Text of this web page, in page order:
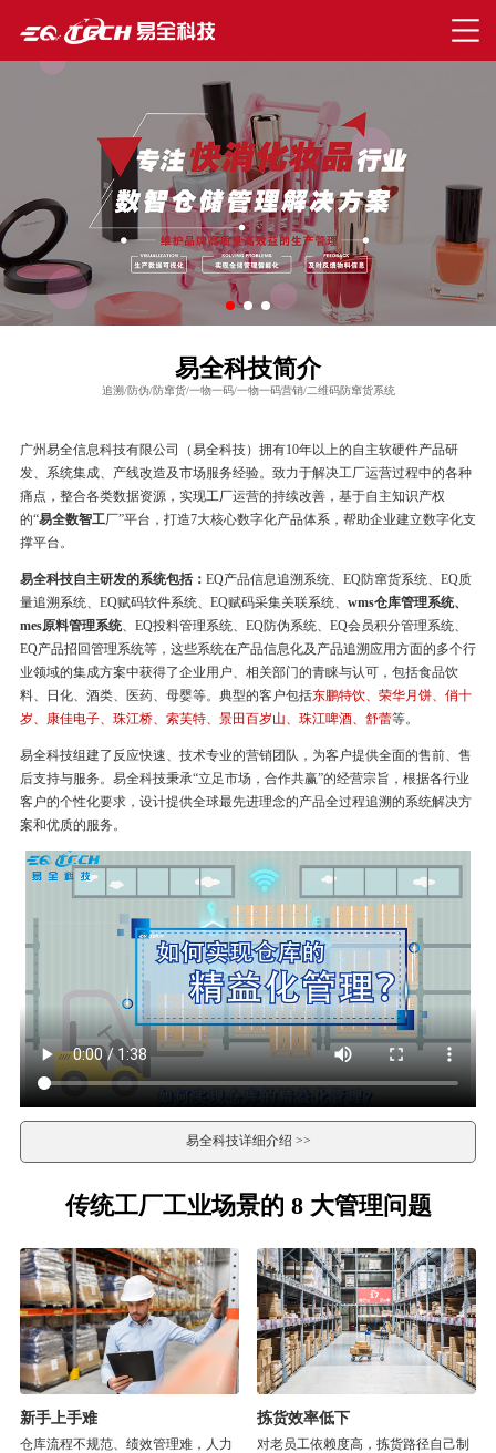
易全科技简介
追溯/防伪/防窜货/一物一码/一物一码营销/二维码防窜货系统
广州易全信息科技有限公司（易全科技）拥有10年以上的自主软硬件产品研
发、系统集成、产线改造及市场服务经验。致力于解决工厂运营过程中的各种
痛点，整合各类数据资源，实现工厂运营的持续改善，基于自主知识产权
的“易全数智工厂”平台，打造7大核心数字化产品体系，帮助企业建立数字化支
撑平台。
易全科技自主研发的系统包括： EQ产品信息追溯系统、EQ防窜货系统、EQ质
量追溯系统、EQ赋码软件系统、EQ赋码采集关联系统、 wms仓库管理系统、
mes原料管理系统、EQ投料管理系统、EQ防伪系统、EQ会员积分管理系统、
EQ产品招回管理系统等，这些系统在产品信息化及产品追溯应用方面的多个行
业领域的集成方案中获得了企业用户、相关部门的青睐与认可，包括食品饮
料、日化、酒类、医药、母婴等。典型的客户包括东鹏特饮、荣华月饼、俏十
岁、康佳电子、珠江桥、索芙特、景田百岁山、珠江啤酒、舒蕾等。
易全科技组建了反应快速、技术专业的营销团队，为客户提供全面的售前、售
后支持与服务。易全科技秉承“立足市场，合作共赢”的经营宗旨，根据各行业
客户的个性化要求，设计提供全球最先进理念的产品全过程追溯的系统解决方
案和优质的服务。
易全科技详细介绍 >>
传统工厂工业场景的 8 大管理问题
新手上手难
仓库流程不规范、绩效管理难，人力
拣货效率低下
对老员工依赖度高，拣货路径自己制